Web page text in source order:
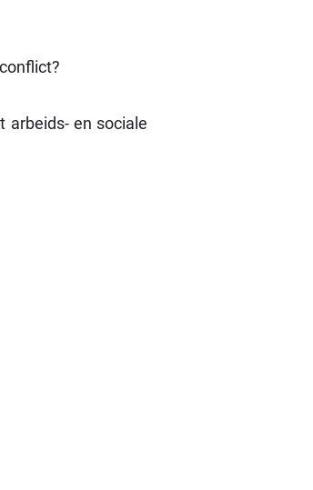
arbeids- en sociale